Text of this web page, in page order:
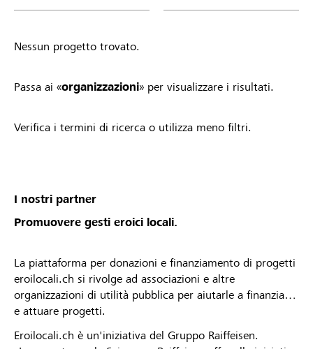
Nessun progetto trovato.
Passa ai «organizzazioni» per visualizzare i risultati.
Verifica i termini di ricerca o utilizza meno filtri.
I nostri partner
Promuovere gesti eroici locali.
La piattaforma per donazioni e finanziamento di progetti
eroilocali.ch si rivolge ad associazioni e altre
organizzazioni di utilità pubblica per aiutarle a finanziare
e attuare progetti.
Eroilocali.ch è un'iniziativa del Gruppo Raiffeisen.